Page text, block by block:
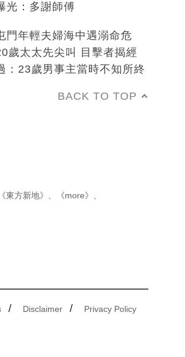
光：多謝師傅
門年輕夫婦海中遇溺命危
歲太太先尖叫 目擊者揭經
：23歲男事主當時不知所終
BACK TO TOP
《東方新地》 《more》
/ Disclaimer / Privacy Policy